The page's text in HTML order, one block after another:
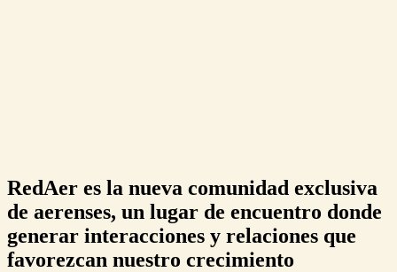
RedAer es la nueva comunidad exclusiva
de aerenses, un lugar de encuentro donde
generar interacciones y relaciones que
favorezcan nuestro crecimiento